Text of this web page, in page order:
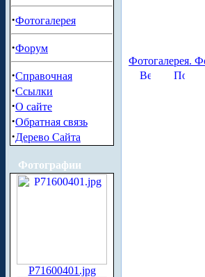
·Фотогалерея
·Форум
·Справочная
·Ссылки
·О сайте
·Обратная связь
·Дерево Сайта
Фотографии
P71600401.jpg
Фотогалерея.